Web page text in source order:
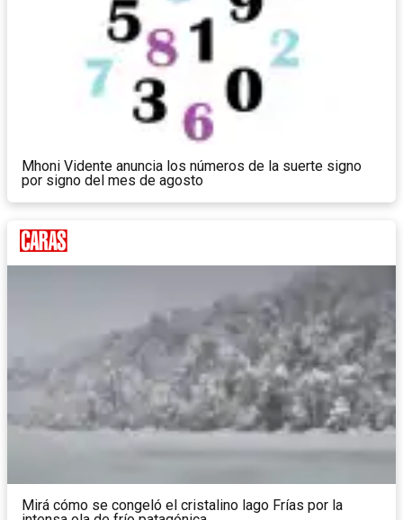
Mhoni Vidente anuncia los números de la suerte signo
por signo del mes de agosto
Mirá cómo se congeló el cristalino lago Frías por la